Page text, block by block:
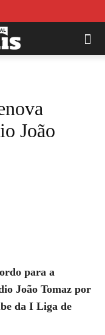
João
para a
João Tomaz por
da I Liga de